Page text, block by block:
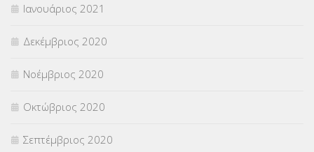
Ιανουάριος 2021
Δεκέμβριος 2020
Νοέμβριος 2020
Οκτώβριος 2020
Σεπτέμβριος 2020